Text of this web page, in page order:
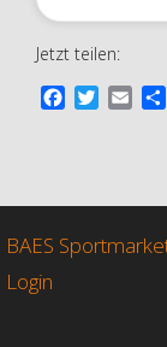
Jetzt teilen:
o
k
r
BAES
Login